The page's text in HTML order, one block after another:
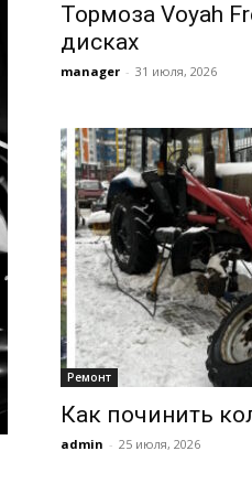
Тормоза Voyah
дисках
manager - 31 июля, 2026
Ремонт
Как починить
admin - 25 июля, 2026